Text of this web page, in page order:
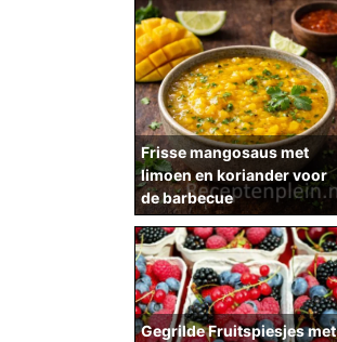
Frisse mangosaus met
limoen en koriander voor
de barbecue
Gegrilde Fruitspiesjes met